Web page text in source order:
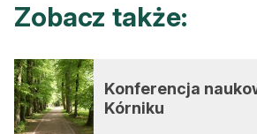
Zobacz także:
Konferencja
Kórniku